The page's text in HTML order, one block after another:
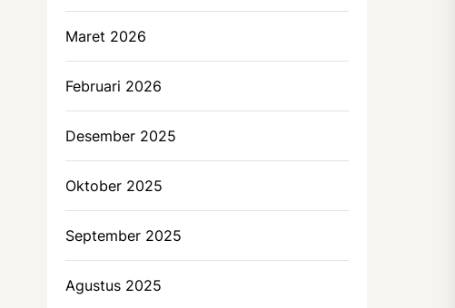
Maret 2026
Februari 2026
Desember 2025
Oktober 2025
September 2025
Agustus 2025